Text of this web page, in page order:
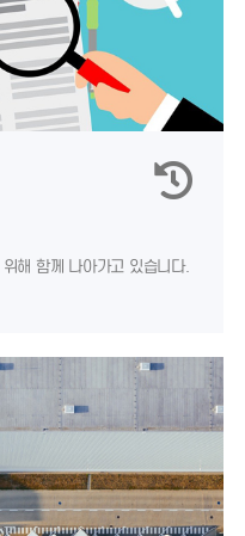
위해 함께 나아가고 있습니다.